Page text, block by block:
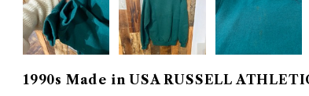
1990s Made in USA RUSSELL